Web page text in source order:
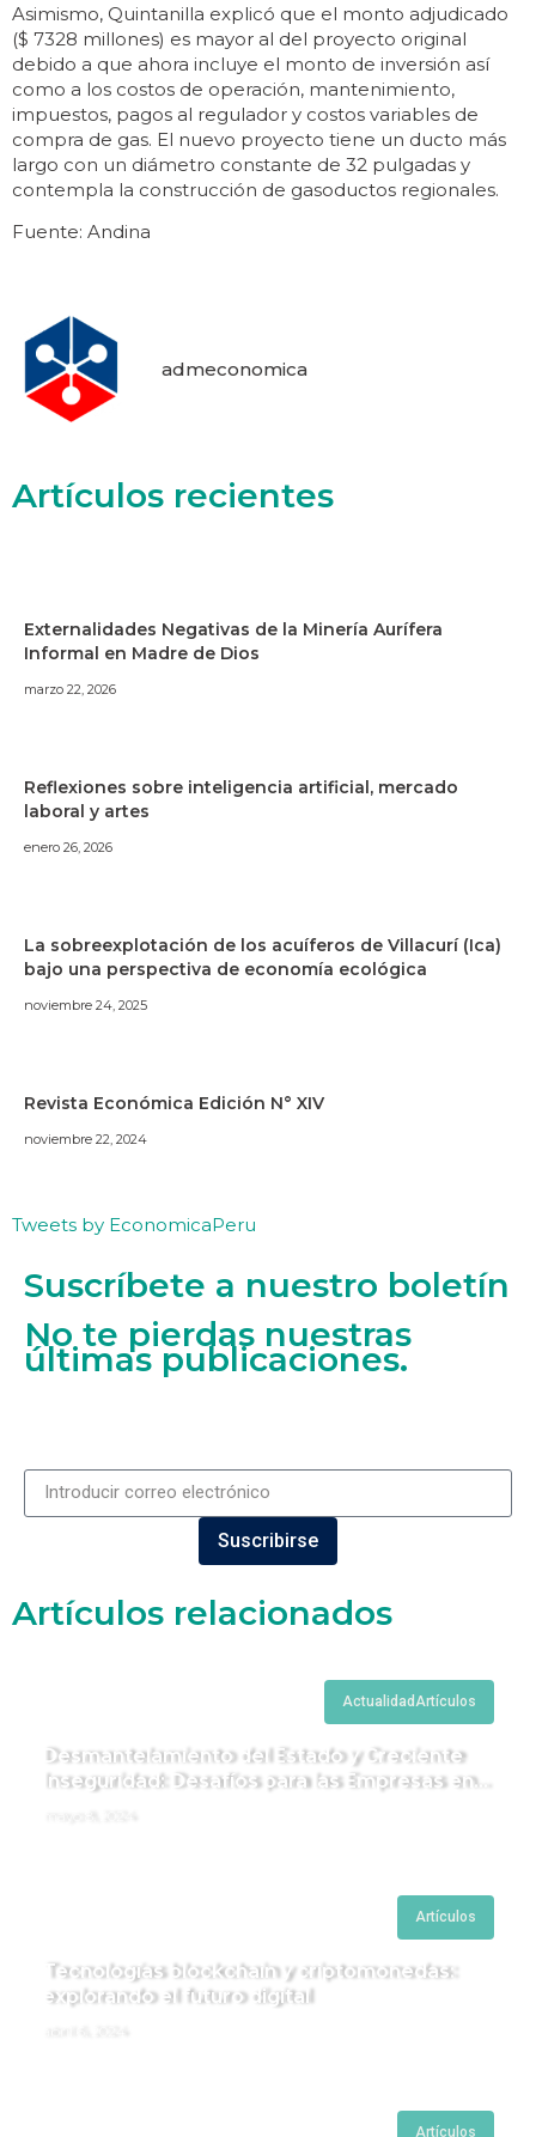
Asimismo, Quintanilla explicó que el monto adjudicado
($ 7328 millones) es mayor al del proyecto original
debido a que ahora incluye el monto de inversión así
como a los costos de operación, mantenimiento,
impuestos, pagos al regulador y costos variables de
compra de gas. El nuevo proyecto tiene un ducto más
largo con un diámetro constante de 32 pulgadas y
contempla la construcción de gasoductos regionales.
Fuente: Andina
admeconomica
Artículos recientes
Externalidades Negativas de la Minería Aurífera
Informal en Madre de Dios
marzo 22, 2026
Reflexiones sobre inteligencia artificial, mercado
laboral y artes
enero 26, 2026
La sobreexplotación de los acuíferos de Villacurí (Ica)
bajo una perspectiva de economía ecológica
noviembre 24, 2025
Revista Económica Edición N° XIV
noviembre 22, 2024
Tweets by EconomicaPeru
Suscríbete a nuestro boletín
No te pierdas nuestras
últimas publicaciones.
Suscribirse
Artículos relacionados
Actualidad Artículos
Desmantelamiento del Estado y Creciente
Inseguridad: Desafíos para las Empresas en
Artículos
Tecnologías blockchain y criptomonedas:
explorando el futuro digital
Artículos